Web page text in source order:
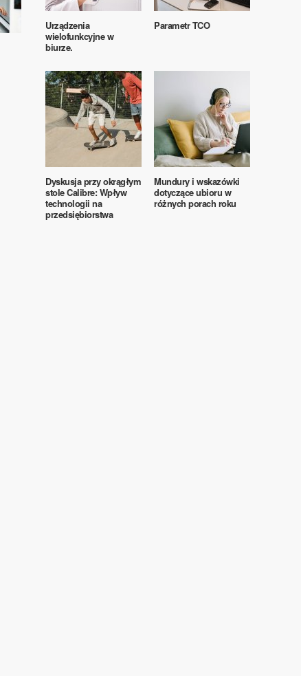
Urządzenia
wielofunkcyjne w
biurze.
Parametr TCO
Dyskusja przy okrągłym
stole Calibre: Wpływ
technologii na
przedsiębiorstwa
Mundury i wskazówki
dotyczące ubioru w
różnych porach roku